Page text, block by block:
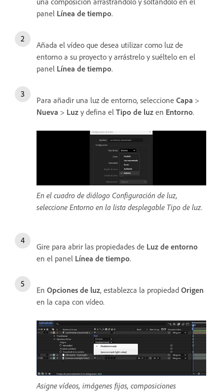
panel Línea de tiempo.
Añada el vídeo que desea utilizar como luz de
entorno a su proyecto y arrástrelo y suéltelo en el
panel Línea de tiempo.
Para añadir una luz de entorno, seleccione Capa >
Nueva > Luz y defina el Tipo de luz en Entorno.
En el cuadro de diálogo Configuración de luz,
seleccione Entorno en la lista desplegable Tipo de luz.
Gire para abrir las propiedades de Luz de entorno
en el panel Línea de tiempo.
En Opciones de luz, establezca la propiedad Origen
en la capa con vídeo.
Asigne vídeos, imágenes fijas, composiciones